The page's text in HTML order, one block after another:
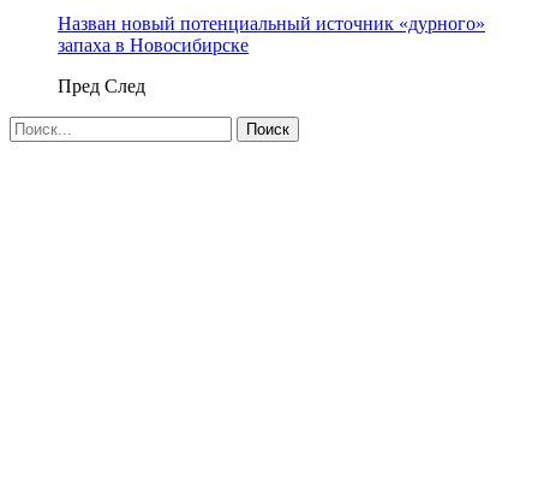
Назван новый потенциальный источник «дурного»
запаха в Новосибирске
Пред След